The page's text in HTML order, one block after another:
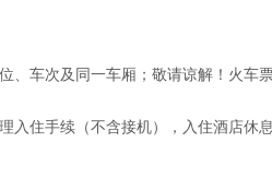
、车次及同一车厢；敬请谅解！火车
入住手续（不含接机），入住酒店休